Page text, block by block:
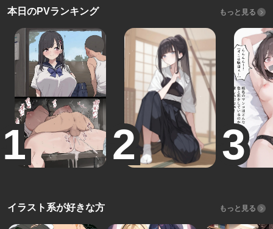
本日のPVランキング もっと見る
イラスト系が好きな方 もっと見る